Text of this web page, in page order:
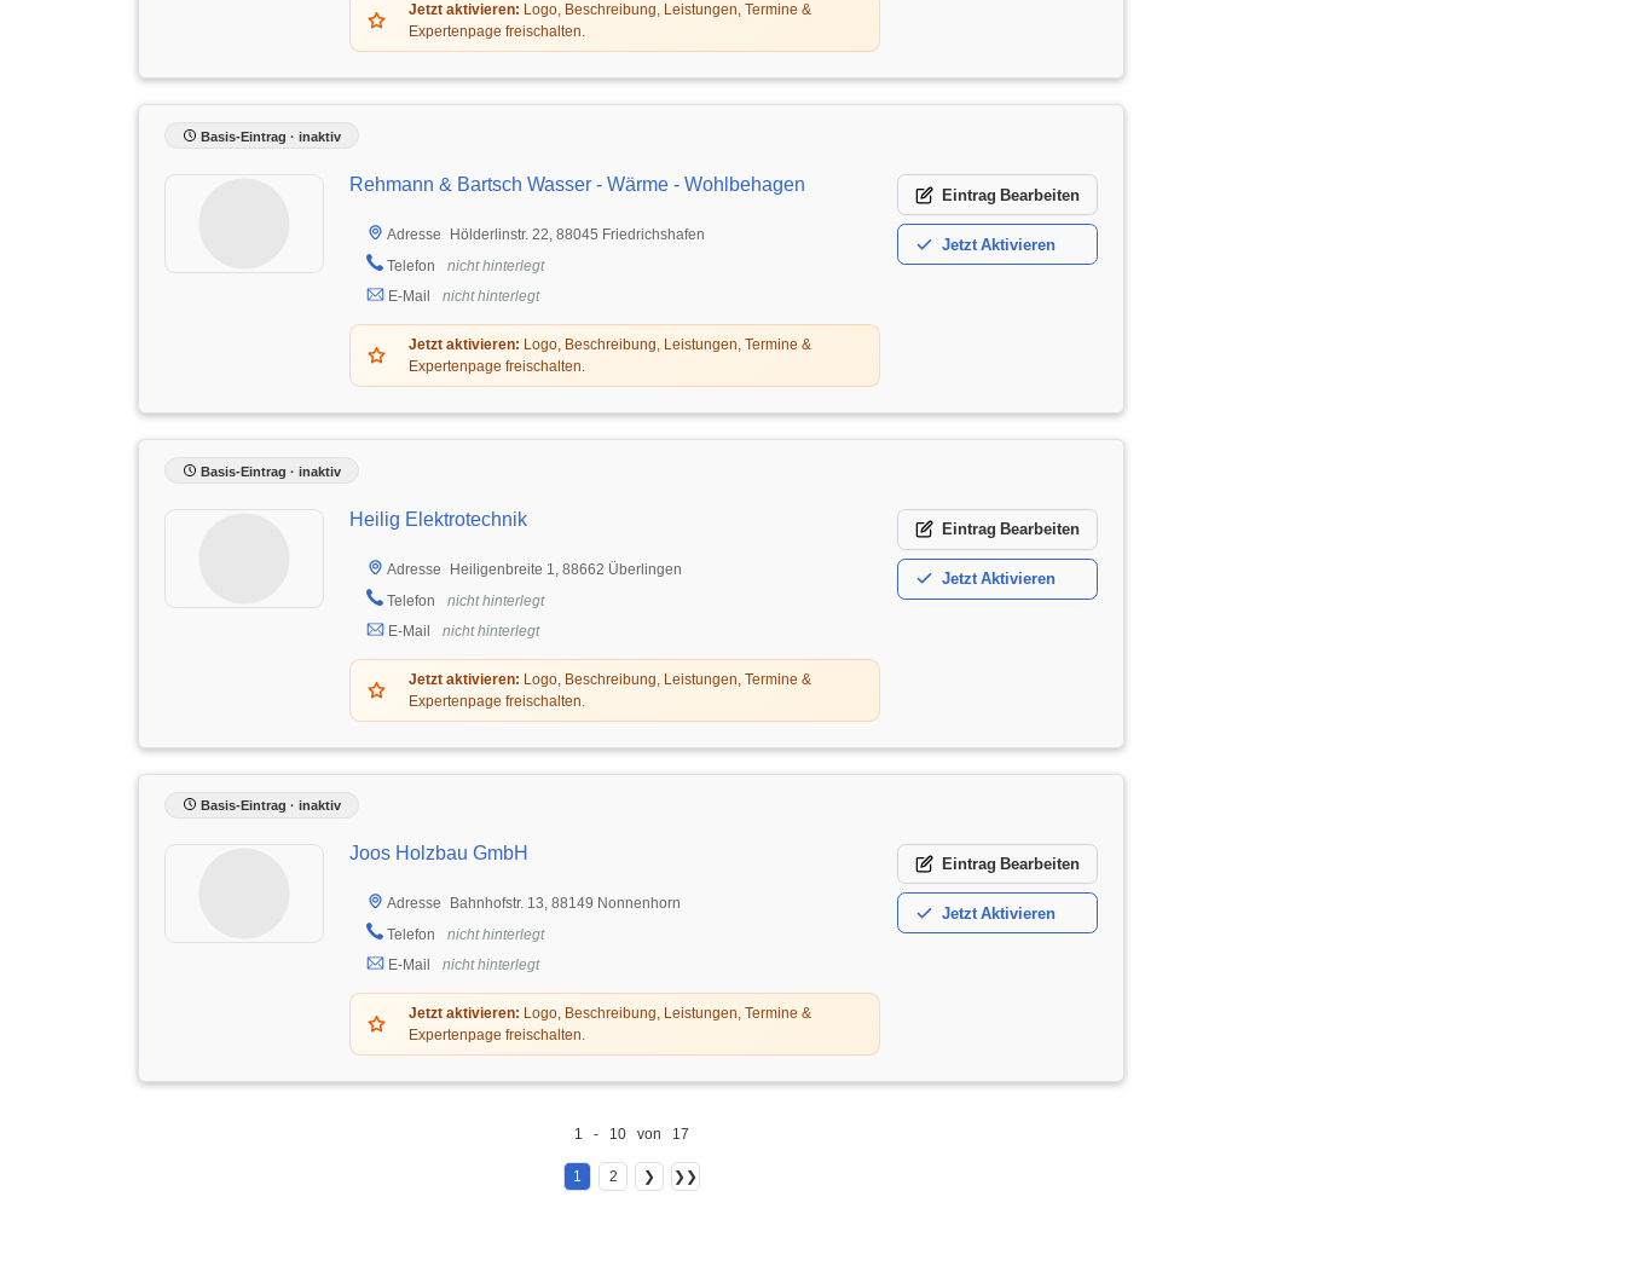
Jetzt aktivieren: Logo, Beschreibung, Leistungen, Termine &
Expertenpage freischalten.
Basis-Eintrag · inaktiv
Rehmann & Bartsch Wasser - Wärme - Wohlbehagen
Adresse
Hölderlinstr. 22, 88045 Friedrichshafen
Telefon
nicht hinterlegt
E-Mail
nicht hinterlegt
Jetzt aktivieren: Logo, Beschreibung, Leistungen, Termine &
Expertenpage freischalten.
Eintrag Bearbeiten
Jetzt Aktivieren
Basis-Eintrag · inaktiv
Heilig Elektrotechnik
Adresse
Heiligenbreite 1, 88662 Überlingen
Telefon
nicht hinterlegt
E-Mail
nicht hinterlegt
Jetzt aktivieren: Logo, Beschreibung, Leistungen, Termine &
Expertenpage freischalten.
Eintrag Bearbeiten
Jetzt Aktivieren
Basis-Eintrag · inaktiv
Joos Holzbau GmbH
Adresse
Bahnhofstr. 13, 88149 Nonnenhorn
Telefon
nicht hinterlegt
E-Mail
nicht hinterlegt
Jetzt aktivieren: Logo, Beschreibung, Leistungen, Termine &
Expertenpage freischalten.
Eintrag Bearbeiten
Jetzt Aktivieren
1 - 10 von 17
1 2 ❯ ❯❯